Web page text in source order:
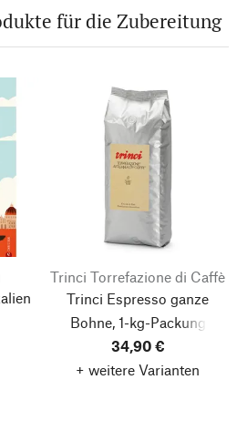
für die Zubereitung
Trinci Torrefazione di Caffè
Trinci Espresso ganze
Bohne, 1-kg-Packung
34,90 €
+ weitere Varianten